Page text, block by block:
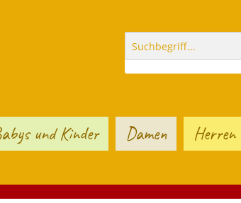
und Kinder Damen Herren